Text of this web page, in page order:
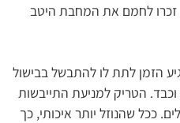
זכרו לחמם את המחבת היטב
הזמן לתת לו להתבשל בבישול
הטריק למניעת התייבשות
בנוזלים. ככל שהנוזל יותר איכותי, כך